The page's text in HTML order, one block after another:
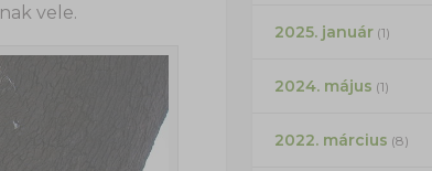
vele.
2025. január(1)
2024. május (1)
2022. március (8)